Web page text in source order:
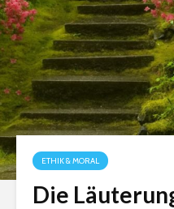
ETHIK & MORAL
Die